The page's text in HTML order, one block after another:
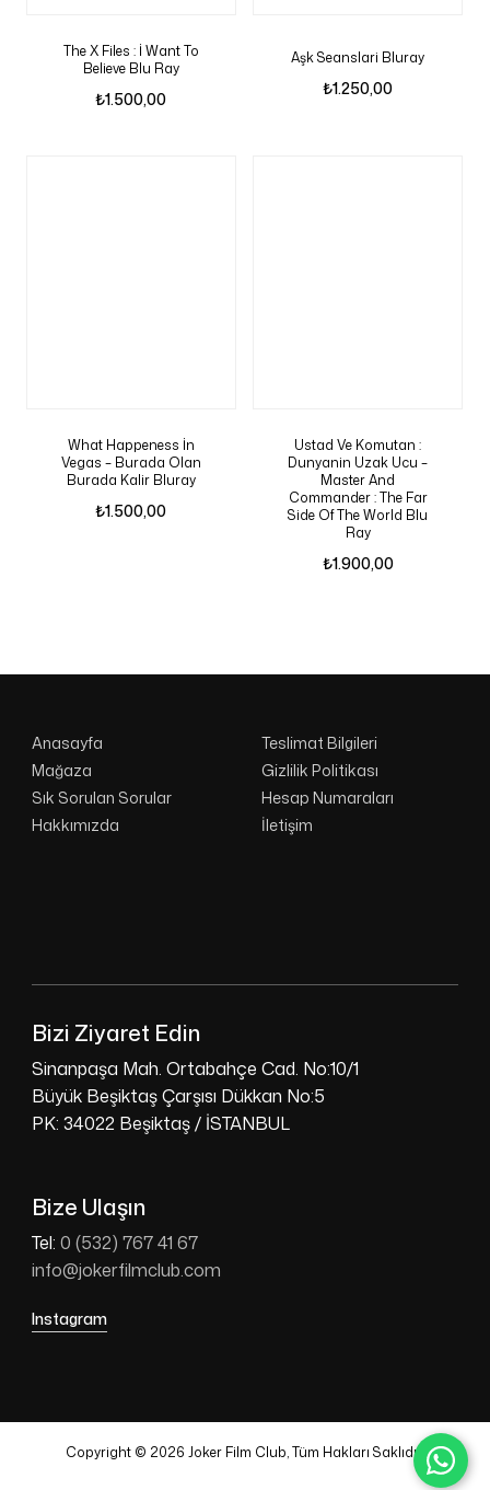
The X Files : İ Want To
Believe Blu Ray
₺1.500,00
Aşk Seanslari Bluray
₺1.250,00
What Happeness İn
Vegas – Burada Olan
Burada Kalir Bluray
₺1.500,00
Ustad Ve Komutan :
Dunyanin Uzak Ucu –
Master And
Commander : The Far
Side Of The World Blu
Ray
₺1.900,00
Bizi Ziyaret Edin
Sinanpaşa Mah. Ortabahçe Cad. No:10/1
Büyük Beşiktaş Çarşısı Dükkan No:5
PK: 34022 Beşiktaş / İSTANBUL
Bize Ulaşın
Tel: 0 (532) 767 41 67
info@jokerfilmclub.com
Instagram
Anasayfa
Mağaza
Sık Sorulan Sorular
Hakkımızda
Teslimat Bilgileri
Gizlilik Politikası
Hesap Numaraları
İletişim
Copyright © 2026 Joker Film Club, Tüm Hakları Saklıdır.